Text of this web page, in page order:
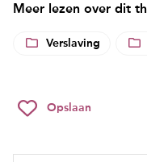
Meer lezen over dit
Verslaving
Opslaan